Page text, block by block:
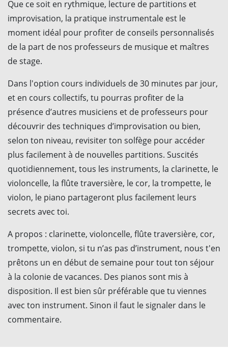
Que ce soit en rythmique, lecture de partitions et
improvisation, la pratique instrumentale est le
moment idéal pour profiter de conseils personnalisés
de la part de nos professeurs de musique et maîtres
de stage.
Dans l'option cours individuels de 30 minutes par jour,
et en cours collectifs, tu pourras profiter de la
présence d’autres musiciens et de professeurs pour
découvrir des techniques d’improvisation ou bien,
selon ton niveau, revisiter ton solfège pour accéder
plus facilement à de nouvelles partitions. Suscités
quotidiennement, tous les instruments, la clarinette, le
violoncelle, la flûte traversière, le cor, la trompette, le
violon, le piano partageront plus facilement leurs
secrets avec toi.
A propos : clarinette, violoncelle, flûte traversière, cor,
trompette, violon, si tu n’as pas d’instrument, nous t'en
prêtons un en début de semaine pour tout ton séjour
à la colonie de vacances. Des pianos sont mis à
disposition. Il est bien sûr préférable que tu viennes
avec ton instrument. Sinon il faut le signaler dans le
commentaire.